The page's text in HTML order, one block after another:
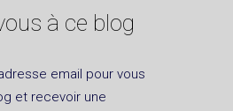
à ce blog
email pour vous
et recevoir une